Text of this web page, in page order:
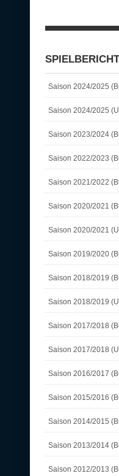
Saison 2024/2025
Saison 2024/2025
Saison 2023/2024
Saison 2022/2023
Saison 2021/2022
Saison 2020/2021
Saison 2020/2021
Saison 2019/2020
Saison 2018/2019
Saison 2018/2019
Saison 2017/2018
Saison 2017/2018
Saison 2016/2017
Saison 2015/2016
Saison 2014/2015
Saison 2013/2014
Saison 2012/2013